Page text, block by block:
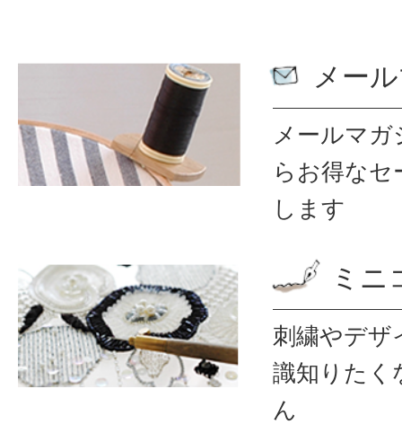
メー
メールマ
ら お得なセ
します
ミニ
刺繍やデザ
識知りたく
ん